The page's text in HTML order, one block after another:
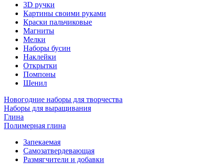
3D ручки
Картины своими руками
Краски пальчиковые
Магниты
Мелки
Наборы бусин
Наклейки
Открытки
Помпоны
Шенил
Новогодние наборы для творчества
Наборы для выращивания
Глина
Полимерная глина
Запекаемая
Самозатвердевающая
Размягчители и добавки